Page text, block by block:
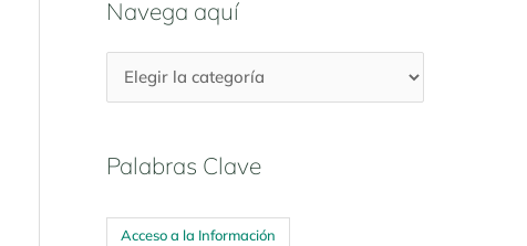
Navega aquí
Palabras Clave
Acceso a la Información